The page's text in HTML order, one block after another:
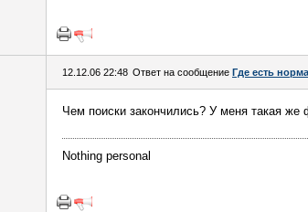
12.12.06 22:48 Ответ на сообщение Где есть
Чем поиски закончились? У меня такая же
Nothing personal